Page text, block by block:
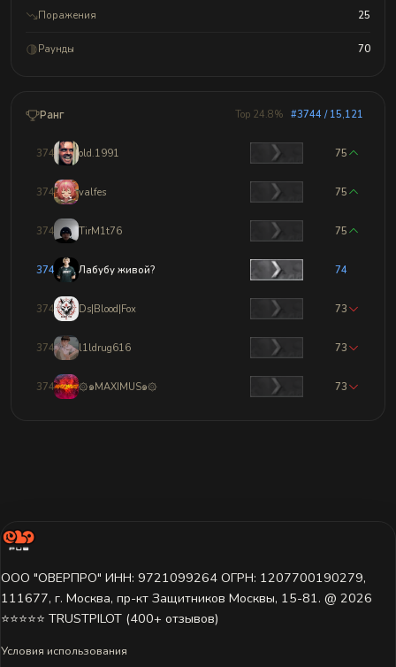
Поражения 25
Раунды 70
Ранг Top 24.8% #3744 / 15,121
3741 old.1991 75
3742 valfes 75
3743 TirM1t76 75
3744 Лабубу живой? 74
3745 Ds|Blood|Fox 73
3746 l1ldrug616 73
3747 ۞๑MAXIMUS๑۞ 73
ООО "ОВЕРПРО" ИНН: 9721099264 ОГРН: 1207700190279,
111677, г. Москва, пр-кт Защитников Москвы, 15-81. @ 2026 ㅤ
⭐⭐⭐⭐⭐ TRUSTPILOT (400+ отзывов)
Условия использования